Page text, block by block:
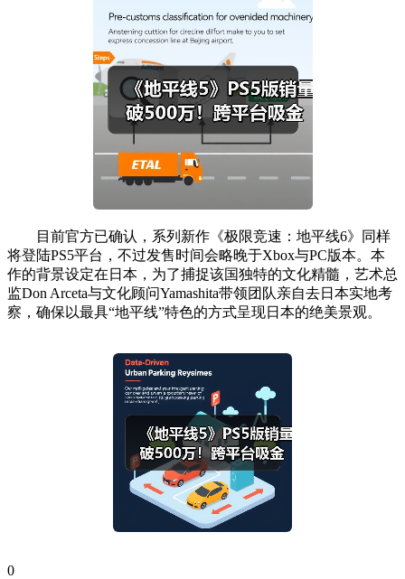
目前官方已确认，系列新作《极限竞速：地平线6》同样
将登陆PS5平台，不过发售时间会略晚于Xbox与PC版本。本
作的背景设定在日本，为了捕捉该国独特的文化精髓，艺术总
监Don Arceta与文化顾问Yamashita带领团队亲自去日本实地考
察，确保以最具“地平线”特色的方式呈现日本的绝美景观。
0